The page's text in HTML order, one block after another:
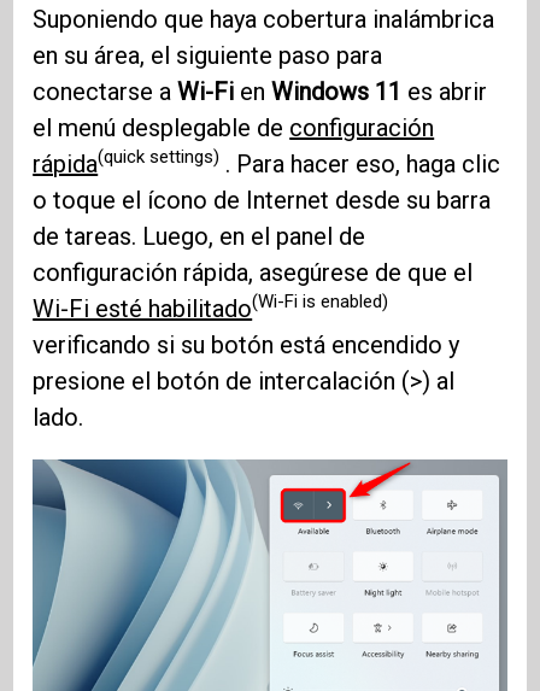
Suponiendo que haya cobertura inalámbrica
en su área, el siguiente paso para
conectarse aWi-Fi enWindows 11 es abrir
el menú desplegable de configuración
rápida(quick settings) . Para hacer eso, haga clic
o toque el ícono de Internet desde su barra
de tareas. Luego, en el panel de
configuración rápida, asegúrese de que el
Wi-Fi esté habilitado(Wi-Fi is enabled)
verificando si su botón está encendido y
presione el botón de intercalación (>) al
lado.